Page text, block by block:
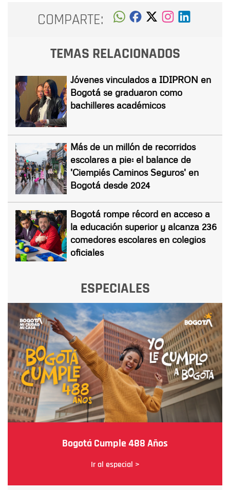
COMPARTE:
TEMAS RELACIONADOS
Jóvenes vinculados a IDIPRON en
Bogotá se graduaron como
bachilleres académicos
Más de un millón de recorridos
escolares a pie: el balance de
'Ciempiés Caminos Seguros' en
Bogotá desde 2024
Bogotá rompe récord en acceso a
la educación superior y alcanza 236
comedores escolares en colegios
oficiales
ESPECIALES
Bogotá Cumple 488 Años
Ir al especial >